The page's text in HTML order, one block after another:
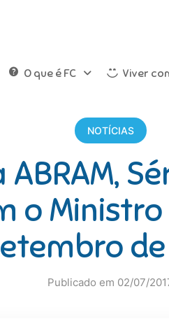
O que é FC Viver
NOTÍCIAS
o Ministro
Publicado em 02/07/